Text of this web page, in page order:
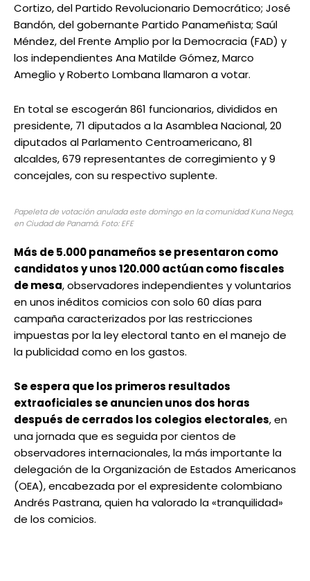
Cortizo, del Partido Revolucionario Democrático; José
Bandón, del gobernante Partido Panameñista; Saúl
Méndez, del Frente Amplio por la Democracia (FAD) y
los independientes Ana Matilde Gómez, Marco
Ameglio y Roberto Lombana llamaron a votar.
En total se escogerán 861 funcionarios, divididos en
presidente, 71 diputados a la Asamblea Nacional, 20
diputados al Parlamento Centroamericano, 81
alcaldes, 679 representantes de corregimiento y 9
concejales, con su respectivo suplente.
Papeleta de votación anulada este domingo en la comunidad Kuna Nega,
en Ciudad de Panamá. Foto: EFE
Más de 5.000 panameños se presentaron como
candidatos y unos 120.000 actúan como fiscales
de mesa, observadores independientes y voluntarios
en unos inéditos comicios con solo 60 días para
campaña caracterizados por las restricciones
impuestas por la ley electoral tanto en el manejo de
la publicidad como en los gastos.
Se espera que los primeros resultados
extraoficiales se anuncien unos dos horas
después de cerrados los colegios electorales, en
una jornada que es seguida por cientos de
observadores internacionales, la más importante la
delegación de la Organización de Estados Americanos
(OEA), encabezada por el expresidente colombiano
Andrés Pastrana, quien ha valorado la «tranquilidad»
de los comicios.